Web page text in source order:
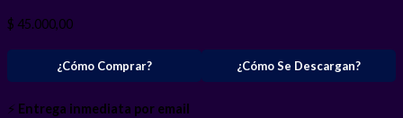
$ 45.000,00
¿Cómo Comprar? ¿Cómo Se Descargan?
⚡ Entrega inmediata por email